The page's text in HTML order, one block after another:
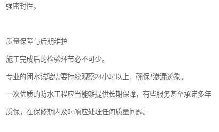
强密封性。
质量保障与后期维护
施工完成后的检验环节必不可少。
专业的闭水试验需要持续观察24小时以上，确保*渗漏迹象。
一次优质的防水工程应当能够提供长期保障，有些服务甚至承诺多年
质保，在保修期内及时响应处理任何质量问题。